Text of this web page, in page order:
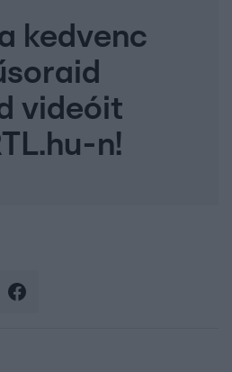
kedvenc
videóit
n!